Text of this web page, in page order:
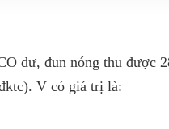
dư, đun nóng thu được
V có giá trị là: